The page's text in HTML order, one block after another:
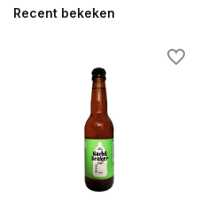
Recent bekeken